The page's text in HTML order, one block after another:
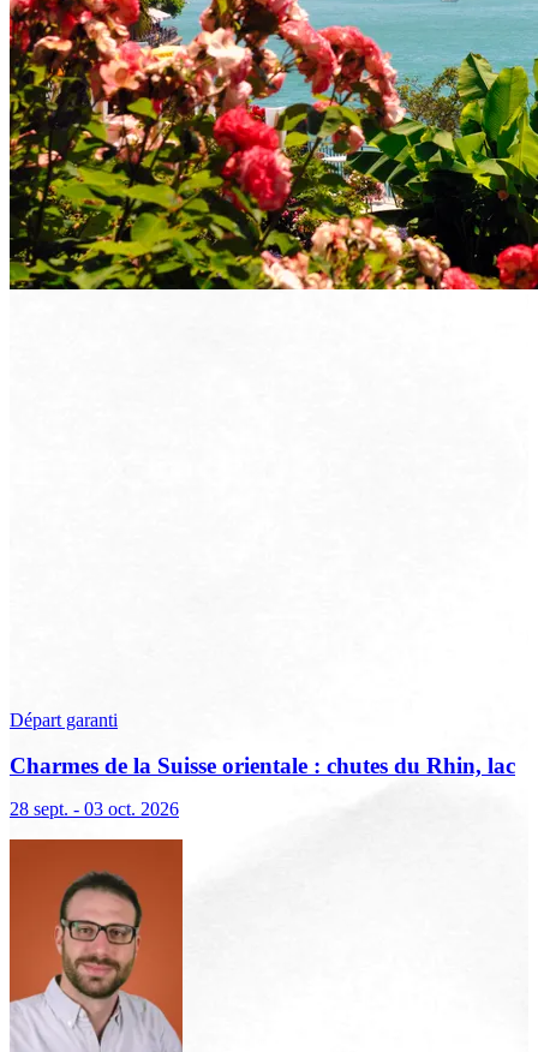
Départ garanti
Charmes de la Suisse orientale : chutes du Rhin, lac
28 sept. - 03 oct. 2026